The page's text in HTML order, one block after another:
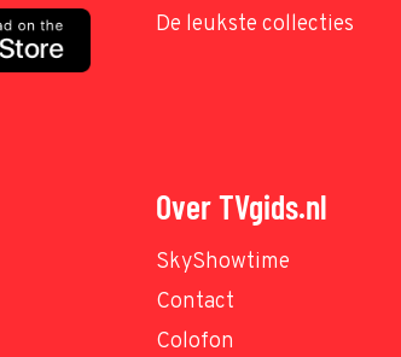
De leukste collecties
Over TVgids.nl
SkyShowtime
Contact
Colofon